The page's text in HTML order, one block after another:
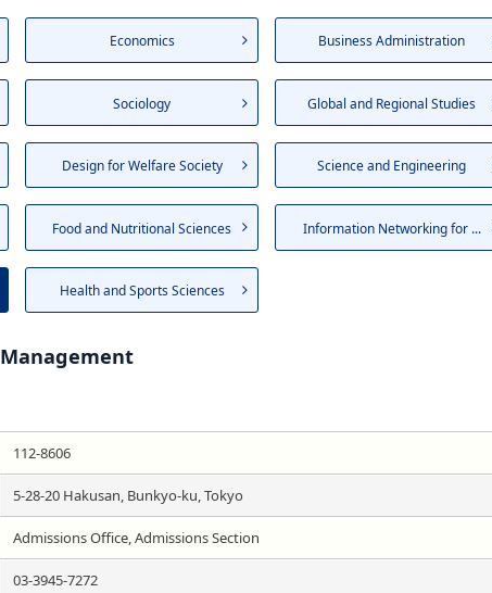
Economics Business Administration
Sociology Global and Regional Studies
Design for Welfare Society Science and Engineering
Food and Nutritional Sciences Information Networking for ...
Health and Sports Sciences
112-8606
5-28-20 Hakusan, Bunkyo-ku, Tokyo
Admissions Office, Admissions Section
03-3945-7272